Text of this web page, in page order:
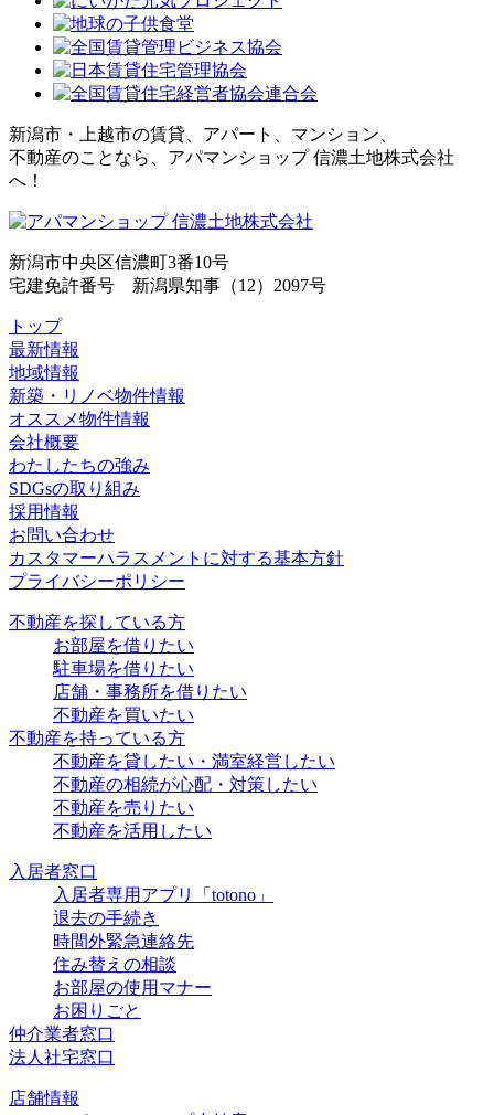
新潟市・上越市の賃貸、アパート、マンション、
不動産のことなら、アパマンショップ 信濃土地株式会社
へ！
新潟市中央区信濃町3番10号
宅建免許番号 新潟県知事（12）2097号
トップ
最新情報
地域情報
新築・リノベ物件情報
オススメ物件情報
会社概要
わたしたちの強み
SDGsの取り組み
採用情報
お問い合わせ
カスタマーハラスメントに対する基本方針
プライバシーポリシー
不動産を探している方
お部屋を借りたい
駐車場を借りたい
店舗・事務所を借りたい
不動産を買いたい
不動産を持っている方
不動産を貸したい・満室経営したい
不動産の相続が心配・対策したい
不動産を売りたい
不動産を活用したい
入居者窓口
入居者専用アプリ「totono」
退去の手続き
時間外緊急連絡先
住み替えの相談
お部屋の使用マナー
お困りごと
仲介業者窓口
法人社宅窓口
店舗情報